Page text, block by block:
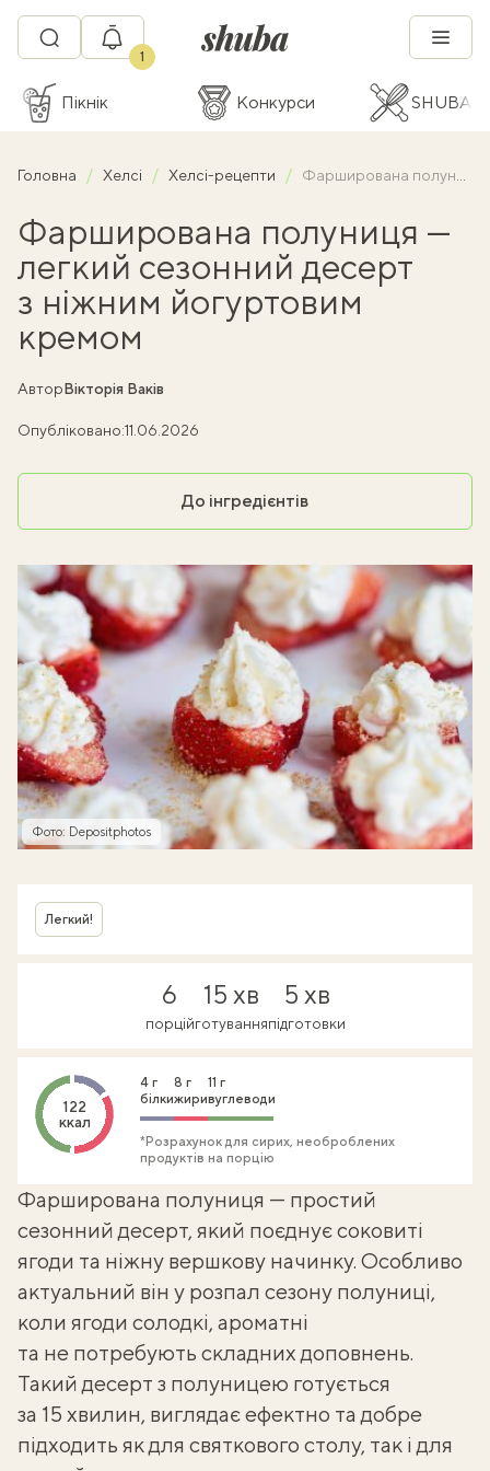
1
Пікнік Конкурси SHUBA
Головна Хелсі Хелсі-рецепти Фарширована полуниця — легкий сезонний десерт з ніжним йогуртовим кремом
Фарширована полуниця —
легкий сезонний десерт
з ніжним йогуртовим
кремом
АвторВікторія Ваків
Опубліковано:11.06.2026
До інгредієнтів
Фото: Depositphotos
Легкий!
6
порцій
15 хв
готування
5 хв
підготовки
122
ккал
4 г
білки
8 г
жири
11 г
вуглеводи
*Розрахунок для сирих, необроблених
продуктів на порцію
Фарширована полуниця — простий
сезонний десерт, який поєднує соковиті
ягоди та ніжну вершкову начинку. Особливо
актуальний він у розпал сезону полуниці,
коли ягоди солодкі, ароматні
та не потребують складних доповнень.
Такий десерт з полуницею готується
за 15 хвилин, виглядає ефектно та добре
підходить як для святкового столу, так і для